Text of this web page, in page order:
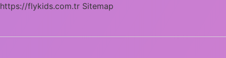
https://flykids.com.tr Sitemap